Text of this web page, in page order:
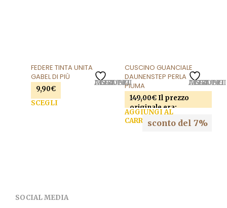
AGGIUNGI ALLA LISTA DEI DESIDERI
FEDERE TINTA UNITA
GABEL DI PIÙ
9,90€
SCEGLI
AGGIUNGI ALLA LISTA DEI DESIDERI
CUSCINO GUANCIALE
DAUNENSTEP PERLA
PIUMA
149,00€ Il prezzo
originale era:
149,00€. 139,00
prezzo attuale è:
AGGIUNGI AL
CARRELLOsconto del 7%
SOCIAL MEDIA